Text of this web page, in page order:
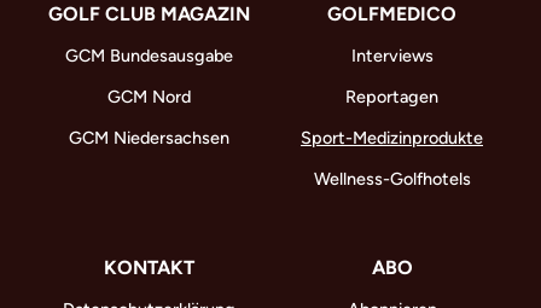
GOLF CLUB MAGAZIN
GCM Bundesausgabe
GCM Nord
GCM Niedersachsen
GOLFMEDICO
Interviews
Reportagen
Sport-Medizinprodukte
Wellness-Golfhotels
KONTAKT ABO